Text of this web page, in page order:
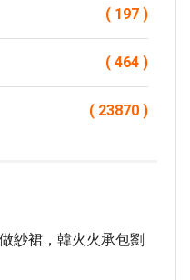
( 197 )
( 464 )
( 23870 )
紗裙，韓火火承包劉